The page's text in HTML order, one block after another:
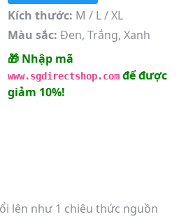
Kích thước: M / L / XL
Màu sắc: Đen, Trắng, Xanh
🎁 Nhập mã
www.sgdirectshop.comđể được
giảm 10%!
lên như 1 chiêu thức nguồn